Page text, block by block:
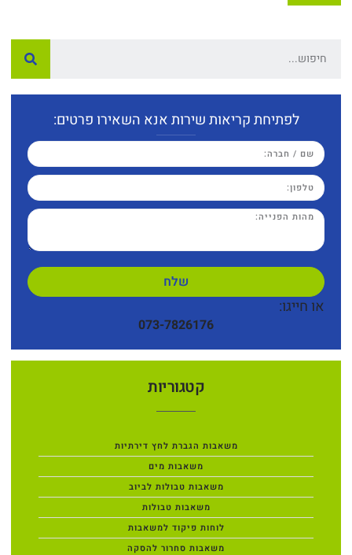
לפתיחת קריאות שירות אנא השאירו פרטים:
שלח
או חייגו:
073-7826176
קטגוריות
משאבות הגברת לחץ דירתיות
משאבות מים
משאבות טבולות לביוב
משאבות טבולות
לוחות פיקוד למשאבות
משאבות סחרור להסקה